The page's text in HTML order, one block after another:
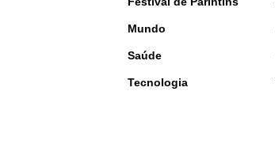
Mundo
Saúde
Tecnologia